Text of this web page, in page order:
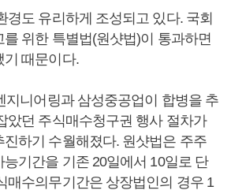
경도 유리하게 조성되고 있다. 국회
위한 특별법(원샷법)이 통과하면
기 때문이다.
지니어링과 삼성중공업이 합병을 추
았던 주식매수청구권 행사 절차가
하기 수월해졌다. 원샷법은 주주
기간을 기존 20일에서 10일로 단
매수의무기간은 상장법인의 경우 1